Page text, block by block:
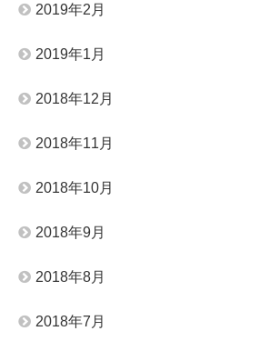
2019年2月
2019年1月
2018年12月
2018年11月
2018年10月
2018年9月
2018年8月
2018年7月